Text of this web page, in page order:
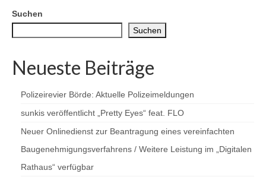
Suchen
Suchen
Neueste Beiträge
Polizeirevier Börde: Aktuelle Polizeimeldungen
sunkis veröffentlicht „Pretty Eyes“ feat. FLO
Neuer Onlinedienst zur Beantragung eines vereinfachten
Baugenehmigungsverfahrens / Weitere Leistung im „Digitalen
Rathaus“ verfügbar